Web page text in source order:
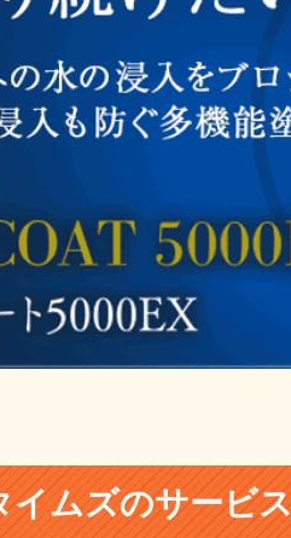
イムズのサービス